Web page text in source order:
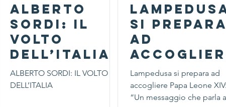
ALBERTO
SORDI: IL
VOLTO
DELL’ITALIA
ALBERTO SORDI: IL VOLTO
DELL’ITALIA
si prepara
ad
Papa Leone
XIV: “Un
Lampedusa si prepara ad
accogliere Papa Leone XIV:
“Un messaggio che parla